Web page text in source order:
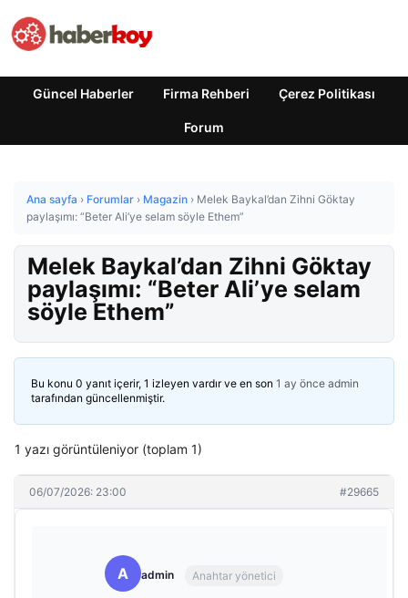
Güncel Haberler Firma Rehberi Çerez Politikası
Forum
Ana sayfa › Forumlar › Magazin › Melek Baykal’dan Zihni Göktay
paylaşımı: “Beter Ali’ye selam söyle Ethem”
Melek Baykal’dan Zihni Göktay
paylaşımı: “Beter Ali’ye selam
söyle Ethem”
Bu konu 0 yanıt içerir, 1 izleyen vardır ve en son 1 ay önce admin
tarafından güncellenmiştir.
1 yazı görüntüleniyor (toplam 1)
06/07/2026: 23:00 #29665
A admin Anahtar yönetici